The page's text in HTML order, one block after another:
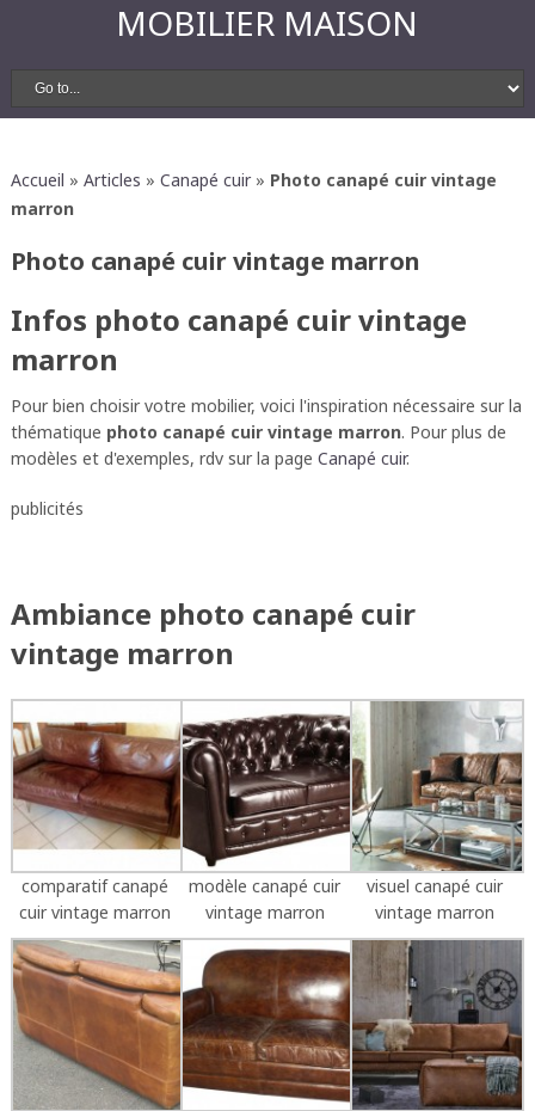
MOBILIER MAISON
Accueil » Articles » Canapé cuir» Photo canapé cuir vintage
marron
Photo canapé cuir vintage marron
Infos photo canapé cuir vintage
marron
Pour bien choisir votre mobilier, voici l'inspiration nécessaire sur la
thématique photo canapé cuir vintage marron. Pour plus de
modèles et d'exemples, rdv sur la page Canapé cuir.
publicités
Ambiance photo canapé cuir
vintage marron
comparatif canapé
cuir vintage marron
modèle canapé cuir
vintage marron
visuel canapé cuir
vintage marron